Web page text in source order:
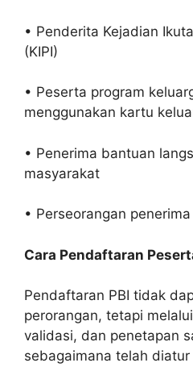
• Penderita Kejadian
(KIPI)
• Peserta program
menggunakan kartu
• Penerima bantuan
masyarakat
• Perseorangan
Cara Pendaftaran
Pendaftaran PBI tidak
perorangan, tetapi
validasi, dan penetapan
sebagaimana telah